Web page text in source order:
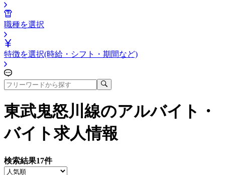
職種を選択
特徴を選択(時給・シフト・期間など)
東武鬼怒川線のアルバイト・
バイト求人情報
検索結果17件